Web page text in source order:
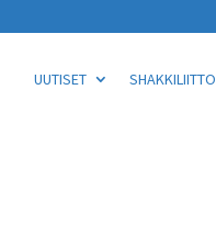
UUTISET SHAKKILIITTO